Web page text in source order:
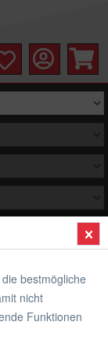
bestmögliche
nicht
Funktionen